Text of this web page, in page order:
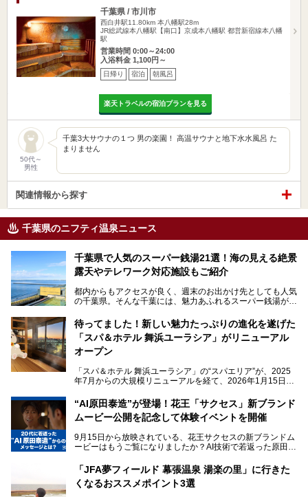
千葉県 / 市川市
西白井駅11.80km 本八幡駅28m
JR総武線本八幡駅【南口】京成本八幡駅 都営新宿線本八幡
駅
営業時間 0:00～24:00
入浴料金 1,100円～
日帰り 宿泊 朝風呂
楽天トラベルの宿泊プランを見る
50代～
男性
千葉3大サウナの１つ 男の楽園！ 高温サウナと地下水水風呂 た
まりません
関連情報から探す
千葉県のニフティ温泉ニュース
千葉県で人気のスーパー銭湯21選！海の見える絶景
露天やテレワーク対応施設もご紹介
都内からもアクセスが良く、週末のお出かけ先としても人気
の千葉県。そんな千葉には、魅力あふれるスーパー銭湯がた
「サウナでしっかりととのいたい」「海が見える絶景で非日
常を味わいたい」「子連れでも気兼ねなく1日過ごした
い」。
そんな多様なニーズに応える施設が揃っているため、その日
の目的に合った施設がきっと見つかるはずです。
さらに最近では、24時間営業で深夜まで滞在できる施設
や、テレワーク・コワーキングスペースを備えた仕事もでき
るスパも増えており、ただの入浴施設にとどまらない進化を
本記事では、人気スーパー銭湯から絶景施設、コワーキング
スペースや休憩スペースが充実した施設、子連れファミリー
向けの施設など、目的に合わせたおすすめの施設を紹介しま
す。
待ってました！新しい魅力たっぷりの進化を遂げた
「スパ＆ホテル 舞浜ユーラシア」がリニューアル
オープン
「スパ＆ホテル 舞浜ユーラシア」の“スパエリア”が、2025
年7月からの大規模リニューアルを経て、2026年1月15日
新設エリアや生まれ変わった浴場・サウナの魅力を、人気キ
ャラクター「ユーラシわん」と一緒にご紹介します。必見の
───
提供元：SPA＆HOTEL舞浜ユーラシア【PR】
です。
“AI原田泰造”が登場！花王「サクセス」新ブランド
ムービー公開を記念して体験イベントを開催
9月15日から放映されている、花王サクセスの新ブランドム
ービーはもうご覧になりましたか？AI技術で若返った原田泰
伝えるムービーです。公開を記念して、スパメッツァおおた
か竜泉寺の湯にて体験イベントを開催。花王サクセスの製品
が無料で試せるチャンスです！
「JFA夢フィールド 幕張温泉 湯楽の里」に行きた
くなるおススメポイント3選